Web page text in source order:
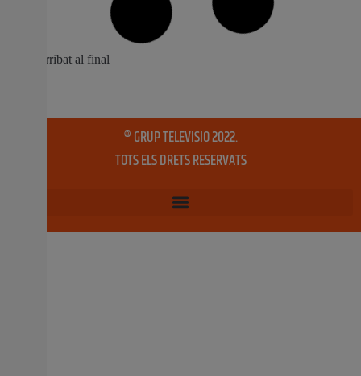
El consistori prepara per al ‘Mes de la Joventut’ dos
concerts amb la finalitat de promocionar el talent dels
joves almussafenys Els interessats a participar en
No hi ha comentaris